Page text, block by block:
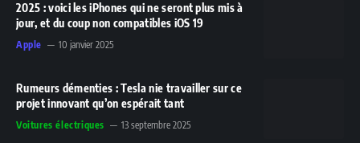
2025 : voici les iPhones qui ne seront plus mis à
jour, et du coup non compatibles iOS 19
Apple 10 janvier 2025
Rumeurs démenties : Tesla nie travailler sur ce
projet innovant qu’on espérait tant
Voitures électriques 13 septembre 2025